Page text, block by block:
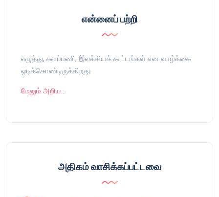
என்னைப் பற்றி
எழுத்து, களப்பணி, இலக்கியக் கூட்டங்கள் என வாழ்க்கை
ஓடிக்கொண்டிருக்கிறது.
மேலும் அறிய…
அதிகம் வாசிக்கப்பட்டவை